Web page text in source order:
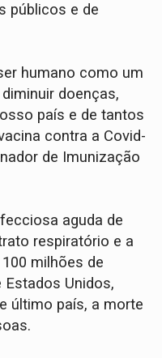
públicos e de
humano como um
doenças,
país e de tantos
contra a Covid-
de Imunização
aguda de
respiratório e a
milhões de
Estados Unidos,
último país, a morte